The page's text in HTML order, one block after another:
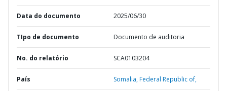
Data do documento 2025/06/30
TIpo de documento Documento de auditoria
No. do relatório SCA0103204
País Somalia,Federal Republic of,